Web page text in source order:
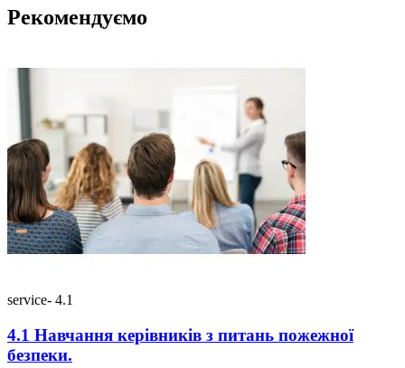
Рекомендуємо
service- 4.1
4.1 Навчання керівників з питань пожежної
безпеки.